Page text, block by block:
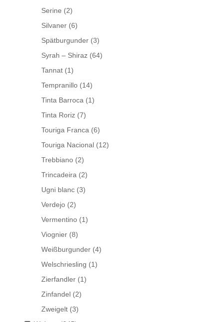
Serine (2)
Silvaner (6)
Spätburgunder (3)
Syrah – Shiraz (64)
Tannat (1)
Tempranillo (14)
Tinta Barroca (1)
Tinta Roriz (7)
Touriga Franca (6)
Touriga Nacional (12)
Trebbiano (2)
Trincadeira (2)
Ugni blanc (3)
Verdejo (2)
Vermentino (1)
Viognier (8)
Weißburgunder (4)
Welschriesling (1)
Zierfandler (1)
Zinfandel (2)
Zweigelt (3)